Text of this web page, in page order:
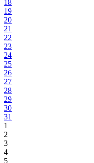
18
19
20
21
22
23
24
25
26
27
28
29
30
31
1
2
3
4
5